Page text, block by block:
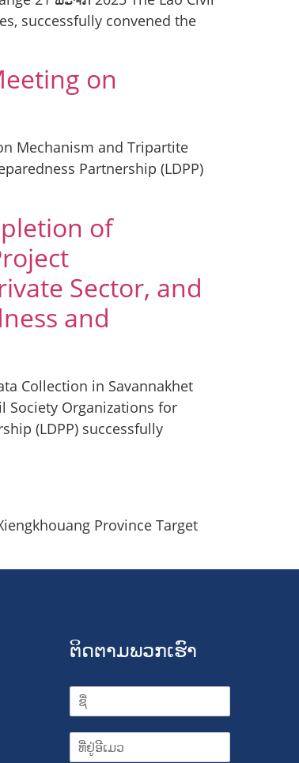
successfully convened the
on
Mechanism and Tripartite
Partnership (LDPP)
of
Sector, and
and
Collection in Savannakhet
Society Organizations for
(LDPP) successfully
Province Target
ຕິດຕາມພວກເຮົາ